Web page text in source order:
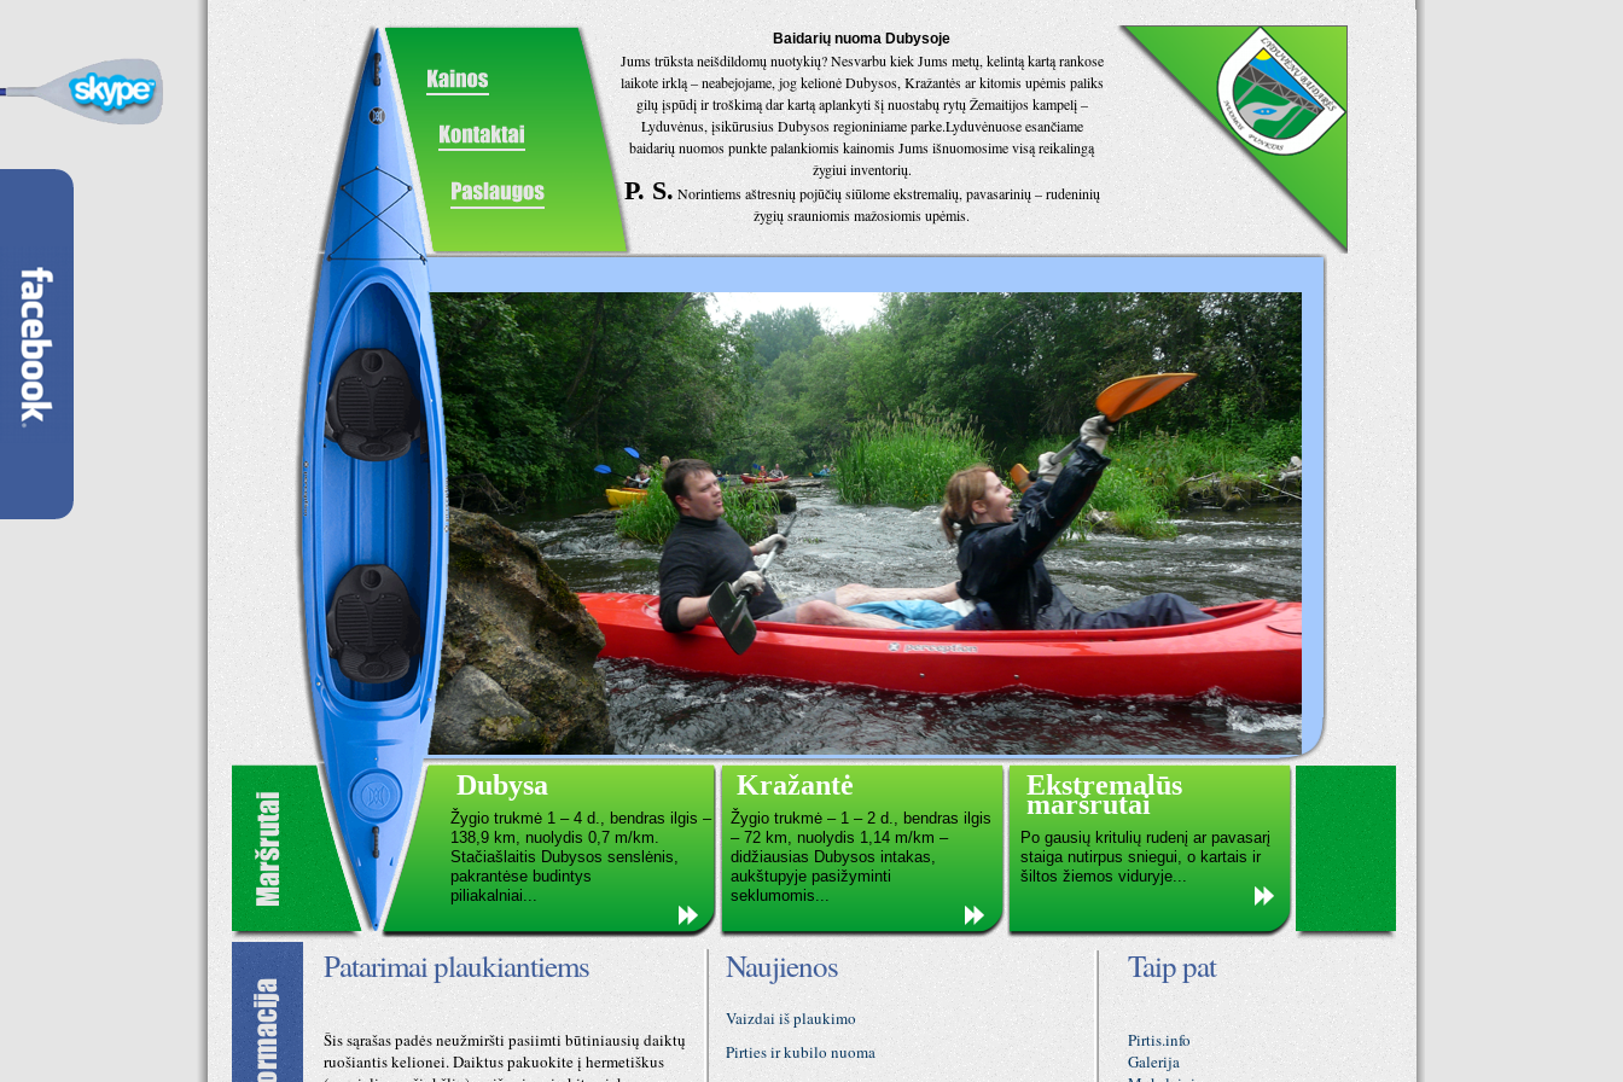
Baidarių nuoma Dubysoje
Jums trūksta neišdildomų nuotykių? Nesvarbu kiek Jums metų, kelintą kartą rankose
laikote irklą – neabejojame, jog kelionė Dubysos, Kražantės ar kitomis upėmis paliks
gilų įspūdį ir troškimą dar kartą aplankyti šį nuostabų rytų Žemaitijos kampelį –
Lyduvėnus, įsikūrusius Dubysos regioniniame parke.Lyduvėnuose esančiame
baidarių nuomos punkte palankiomis kainomis Jums išnuomosime visą reikalingą
žygiui inventorių.
P. S. Norintiems aštresnių pojūčių siūlome ekstremalių, pavasarinių – rudeninių
žygių srauniomis mažosiomis upėmis.
Dubysa
Žygio trukmė 1 – 4 d., bendras ilgis –
138,9 km, nuolydis 0,7 m/km.
Stačiašlaitis Dubysos senslėnis,
pakrantėse budintys
piliakalniai...
Kražantė
Žygio trukmė – 1 – 2 d., bendras ilgis
– 72 km, nuolydis 1,14 m/km –
didžiausias Dubysos intakas,
aukštupyje pasižyminti
seklumomis...
Ekstremalūs
maršrutai
Po gausių kritulių rudenį ar pavasarį
staiga nutirpus sniegui, o kartais ir
šiltos žiemos viduryje...
Patarimai plaukiantiems
Šis sąrašas padės neužmiršti pasiimti būtiniausių daiktų
ruošiantis kelionei. Daiktus pakuokite į hermetiškus
Naujienos
Vaizdai iš plaukimo
Pirties ir kubilo nuoma
Taip pat
Pirtis.info
Galerija